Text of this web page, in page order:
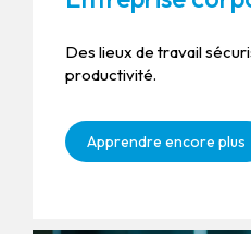
Des lieux de travail
productivité.
Apprendre encore plus